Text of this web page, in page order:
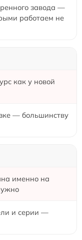
завода —
работаем не
как у новой
— большинству
именно на
и серии —